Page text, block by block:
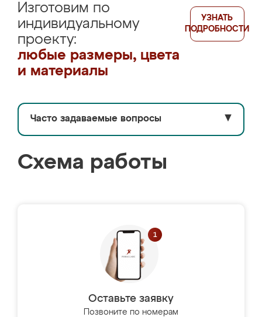
Изготовим по
индивидуальному
проекту:
любые размеры, цвета
и материалы
УЗНАТЬ
ПОДРОБНОСТИ
Часто задаваемые вопросы ▼
Схема работы
Оставьте заявку
Позвоните по номерам